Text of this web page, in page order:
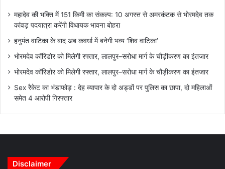
महादेव की भक्ति में 151 किमी का संकल्प: 10 अगस्त से अमरकंटक से भोरमदेव तक
कांवड़ पदयात्रा करेंगी विधायक भावना बोहरा
हनुमंत वाटिका के बाद अब कवर्धा में बनेगी भव्य ‘शिव वाटिका’
भोरमदेव कॉरिडोर को मिलेगी रफ्तार, लालपुर–सरोधा मार्ग के चौड़ीकरण का इंतजार
भोरमदेव कॉरिडोर को मिलेगी रफ्तार, लालपुर–सरोधा मार्ग के चौड़ीकरण का इंतजार
Sex रैकेट का भंडाफोड़ : देह व्यापार के दो अड्डों पर पुलिस का छापा, दो महिलाओं
समेत 4 आरोपी गिरफ्तार
Disclaimer